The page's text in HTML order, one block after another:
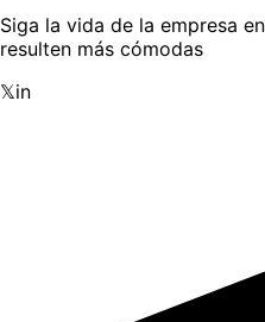
Siga la vida de la empresa
resulten más cómodas
𝕏in